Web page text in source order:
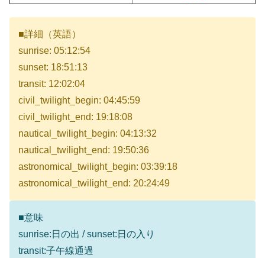
■詳細（英語）
sunrise: 05:12:54
sunset: 18:51:13
transit: 12:02:04
civil_twilight_begin: 04:45:59
civil_twilight_end: 19:18:08
nautical_twilight_begin: 04:13:32
nautical_twilight_end: 19:50:36
astronomical_twilight_begin: 03:39:18
astronomical_twilight_end: 20:24:49
■意味
sunrise:日の出 / sunset:日の入り
transit:子午線通過